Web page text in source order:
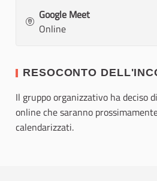
Google Meet
Online
RESOCONTO
Il gruppo organizzativo ha deciso
online che saranno
calendarizzati.